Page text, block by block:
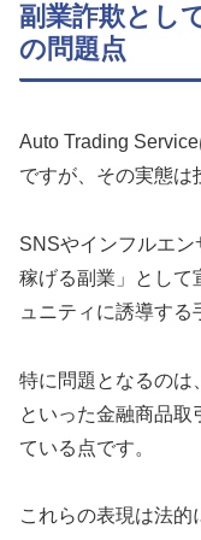
副業詐欺とし
の問題点
Auto Trading
ですが、その実態は
SNSやインフルエ
稼げる副業」として
ュニティに誘導する
特に問題となるのは
といった金融商品取
ている点です。
これらの表現は法的